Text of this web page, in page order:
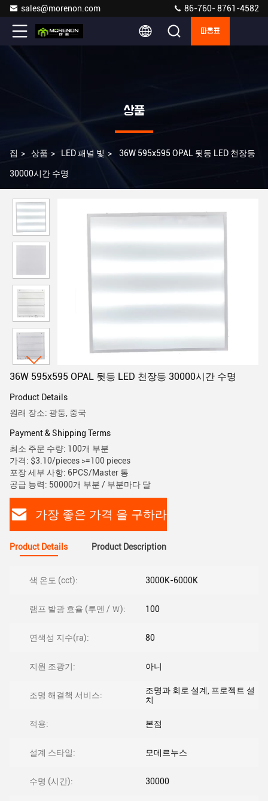
sales@morenon.com 86-760- 8761-4582
따옴표
상품
집 > 상품 > LED 패널 빛 > 36W 595x595 OPAL 뒷등 LED 천장등
30000시간 수명
36W 595x595 OPAL 뒷등 LED 천장등 30000시간 수명
Product Details
원래 장소: 광둥, 중국
Payment & Shipping Terms
최소 주문 수량: 100개 부분
가격: $3.10/pieces >=100 pieces
포장 세부 사항: 6PCS/Master 통
공급 능력: 50000개 부분 / 부분마다 달
가장 좋은 가격 을 구하라
Product Details Product Description
색 온도 (cct): 3000K-6000K
램프 발광 효율 (루멘 / Ｗ): 100
연색성 지수(ra): 80
지원 조광기: 아니
조명 해결책 서비스:
조명과 회로 설계, 프로젝트 설
치
적용: 본점
설계 스타일: 모데르누스
수명 (시간): 30000